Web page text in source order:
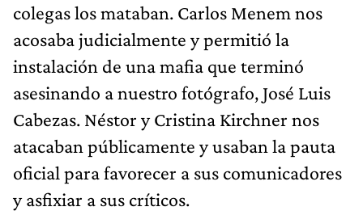
colegas los mataban. Carlos Menem nos
acosaba judicialmente y permitió la
instalación de una mafia que terminó
asesinando a nuestro fotógrafo, José Luis
Cabezas. Néstor y Cristina Kirchner nos
atacaban públicamente y usaban la pauta
oficial para favorecer a sus comunicadores
y asfixiar a sus críticos.